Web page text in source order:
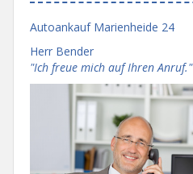
Autoankauf Marienheide 24
Herr Bender
"Ich freue mich auf Ihren Anruf."